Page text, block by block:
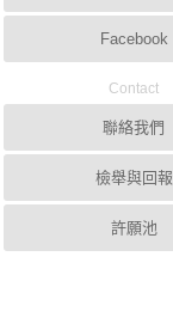
Facebook
Contact
聯絡我們
檢舉與回報
許願池